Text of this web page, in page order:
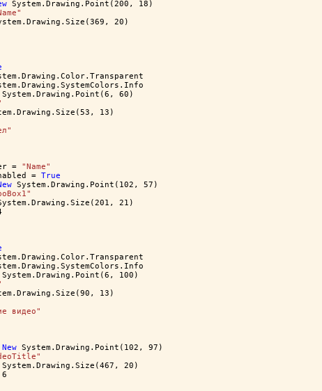
System.Drawing.Point(200, 18)
20)
System.Drawing.Point(6, 60)
13)
= "Name"
= True
System.Drawing.Point(102, 57)
21)
System.Drawing.Point(6, 100)
13)
видео"
New System.Drawing.Point(102, 97)
System.Drawing.Size(467, 20)